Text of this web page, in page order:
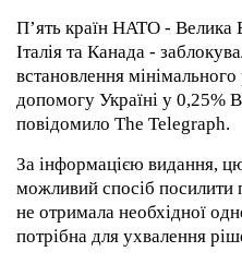
П’ять країн НАТО - Велика
Італія та Канада -
встановлення мінімального
допомогу Україні у 0,25%
повідомило The Telegraph.
За інформацією видання,
можливий спосіб посилити
не отримала необхідної
потрібна для ухвалення